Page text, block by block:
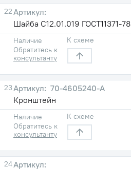
22
Шайба С12.01.019 ГОСТ11371-78
Наличие
Обратитесь к
консультанту
К схеме
23
70-4605240-А
Кронштейн
Наличие
Обратитесь к
консультанту
К схеме
24